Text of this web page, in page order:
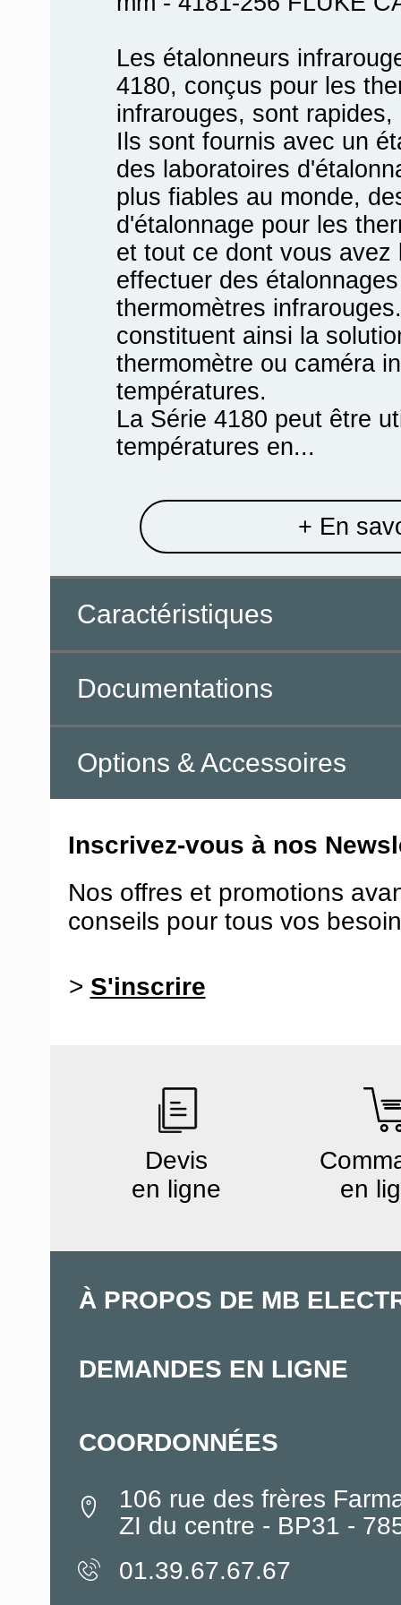
Les étalonneurs
4180, conçus pour les
infrarouges, sont
Ils sont fournis avec un
des laboratoires
plus fiables au monde,
d'étalonnage pour les
et tout ce dont vous avez
effectuer des
thermomètres
constituent ainsi la
thermomètre ou caméra
températures.
La Série 4180 peut être
températures en...
+ En
Caractéristiques
Documentations
Options & Accessoires
Inscrivez-vous à nos
Nos offres et promotions
conseils pour tous vos
> S'inscrire
Devis
en ligne
en
À PROPOS DE MB
DEMANDES EN LIGNE
COORDONNÉES
106 rue des frères
ZI du centre - BP31 -
01.39.67.67.67